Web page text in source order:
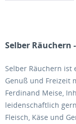
Selber Räuchern
Selber Räuchern ist
Genuß und Freizeit
Ferdinand Meise,
leidenschaftlich
Fleisch, Käse und